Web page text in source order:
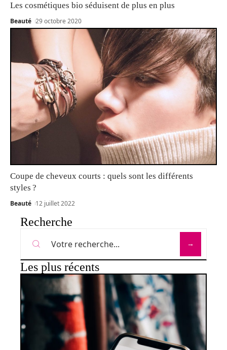
Les cosmétiques bio séduisent de plus en plus
Beauté 29 octobre 2020
Coupe de cheveux courts : quels sont les différents
styles ?
Beauté 12 juillet 2022
Recherche
Les plus récents